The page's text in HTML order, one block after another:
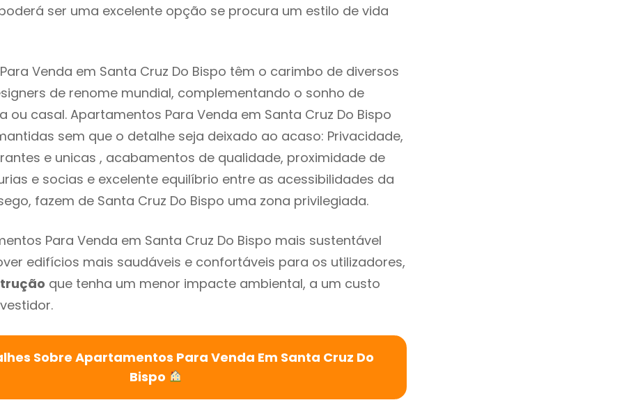
ser uma excelente opção se procura um estilo de vida
Venda em Santa Cruz Do Bispo têm o carimbo de diversos
de renome mundial, complementando o sonho de
ou casal. Apartamentos Para Venda em Santa Cruz Do Bispo
sem que o detalhe seja deixado ao acaso: Privacidade,
e unicas , acabamentos de qualidade, proximidade de
e socias e excelente equilíbrio entre as acessibilidades da
fazem de Santa Cruz Do Bispo uma zona privilegiada.
Para Venda em Santa Cruz Do Bispo mais sustentável
edifícios mais saudáveis e confortáveis para os utilizadores,
que tenha um menor impacte ambiental, a um custo
Sobre Apartamentos Para Venda Em Santa Cruz Do
Bispo